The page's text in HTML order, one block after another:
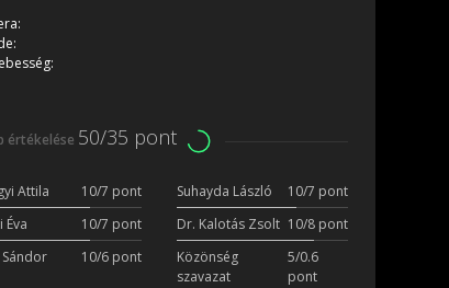
értékelése 50/35 pont
Attila 10/7 pont Suhayda László
10/7 pont
Éva
10/7 pont Dr. Kalotás Zsolt 10/8 pont
10/6 pont
Közönség
szavazat
5/0.6
pont